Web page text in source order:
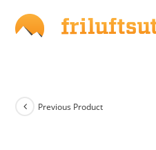
Previous Product